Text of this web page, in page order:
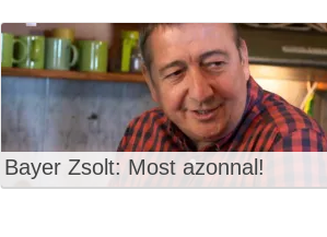
Bayer Zsolt: Most azonnal!